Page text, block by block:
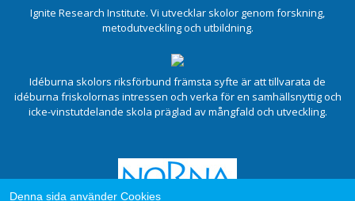
Ignite Research Institute. Vi utvecklar skolor genom forskning,
metodutveckling och utbildning.
Idéburna skolors riksförbund främsta syfte är att tillvarata de
idéburna friskolornas intressen och verka för en samhällsnyttig och
icke-vinstutdelande skola präglad av mångfald och utveckling.
Denna sida använder Cookies